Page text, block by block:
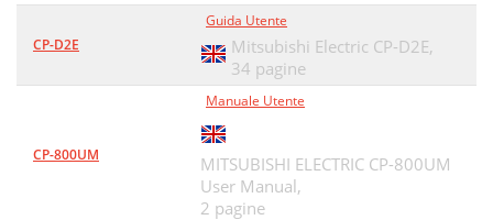
CP-D2E
Guida Utente
Mitsubishi Electric CP-D2E,
34 pagine
CP-800UM
Manuale Utente
MITSUBISHI ELECTRIC CP-800UM
User Manual,
2 pagine